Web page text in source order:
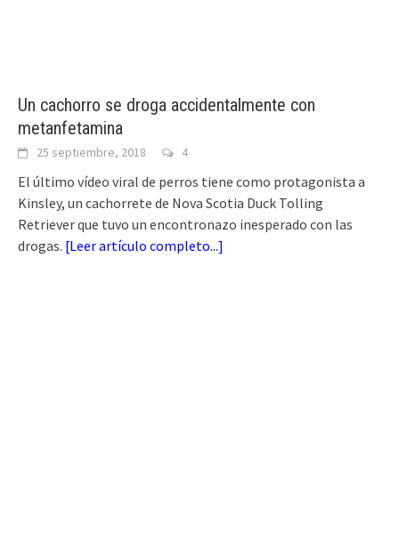
Un cachorro se droga accidentalmente con
metanfetamina
25 septiembre, 2018 4
El último vídeo viral de perros tiene como protagonista a
Kinsley, un cachorrete de Nova Scotia Duck Tolling
Retriever que tuvo un encontronazo inesperado con las
drogas. [Leer artículo completo...]